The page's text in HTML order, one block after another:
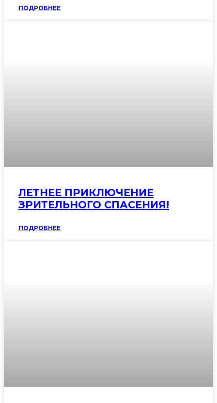
ПОДРОБНЕЕ
ЛЕТНЕЕ ПРИКЛЮЧЕНИЕ
ЗРИТЕЛЬНОГО СПАСЕНИЯ!
ПОДРОБНЕЕ